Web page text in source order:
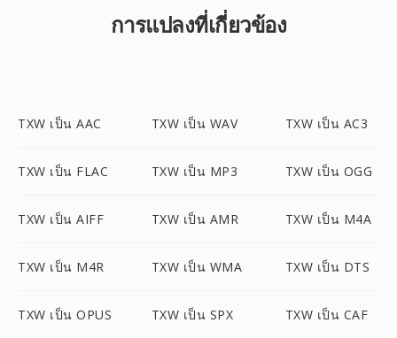
การแปลงที่เกี่ยวข้อง
TXW เป็น AAC TXW เป็น WAV TXW เป็น AC3
TXW เป็น FLAC TXW เป็น MP3 TXW เป็น OGG
TXW เป็น AIFF TXW เป็น AMR TXW เป็น M4A
TXW เป็น M4R TXW เป็น WMA TXW เป็น DTS
TXW เป็น OPUS TXW เป็น SPX TXW เป็น CAF